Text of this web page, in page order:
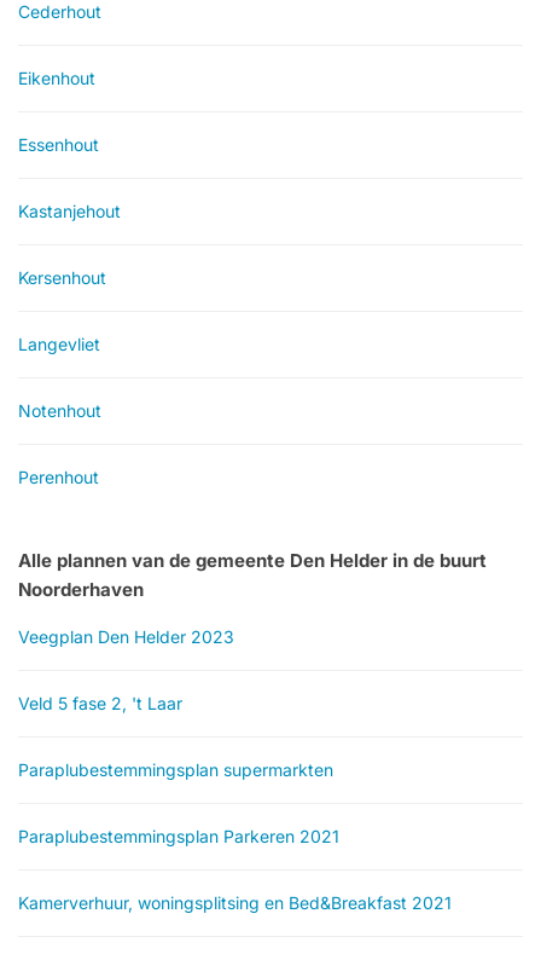
Cederhout
Eikenhout
Essenhout
Kastanjehout
Kersenhout
Langevliet
Notenhout
Perenhout
Alle plannen van de gemeente Den Helder in de buurt
Noorderhaven
Veegplan Den Helder 2023
Veld 5 fase 2, 't Laar
Paraplubestemmingsplan supermarkten
Paraplubestemmingsplan Parkeren 2021
Kamerverhuur, woningsplitsing en Bed&Breakfast 2021